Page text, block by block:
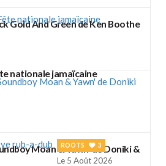
Gold And Green de Ken Boothe
nationale jamaïcaine
Moan & Yawn' de Doniki &
ROOTS 3
Le 5 Août 2026